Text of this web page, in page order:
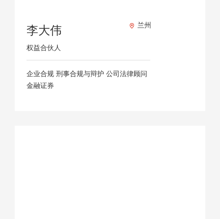
李大伟
权益合伙人
兰州
企业合规 刑事合规与辩护 公司法律顾问
金融证券